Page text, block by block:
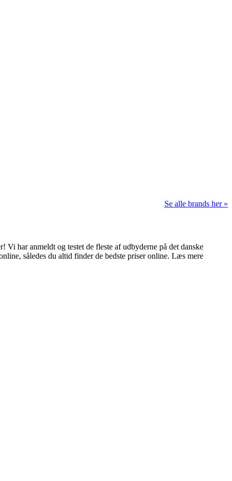
Se alle brands her »
har anmeldt og testet de fleste af udbyderne på det danske
således du altid finder de bedste priser online. Læs mere